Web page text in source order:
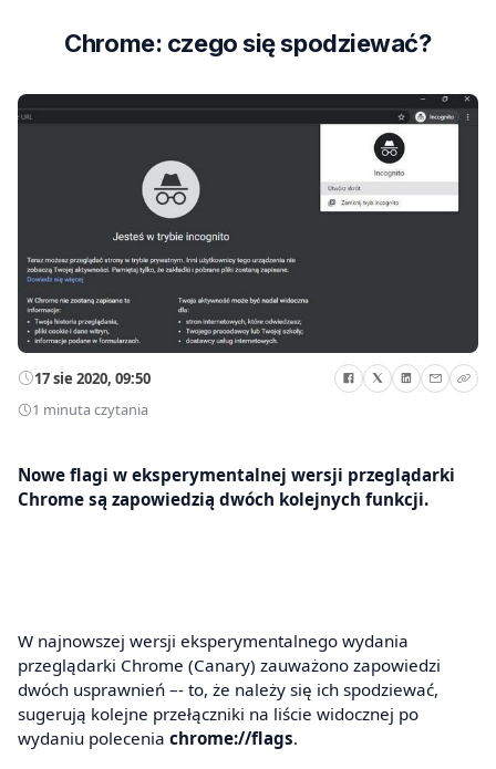
Chrome: czego się spodziewać?
17 sie 2020, 09:50
1 minuta czytania
Nowe flagi w eksperymentalnej wersji przeglądarki
Chrome są zapowiedzią dwóch kolejnych funkcji.
W najnowszej wersji eksperymentalnego wydania
przeglądarki Chrome (Canary) zauważono zapowiedzi
dwóch usprawnień –- to, że należy się ich spodziewać,
sugerują kolejne przełączniki na liście widocznej po
wydaniu polecenia chrome://flags.